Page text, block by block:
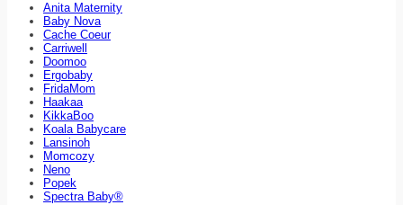
Anita Maternity
Baby Nova
Cache Coeur
Carriwell
Doomoo
Ergobaby
FridaMom
Haakaa
KikkaBoo
Koala Babycare
Lansinoh
Momcozy
Neno
Popek
Spectra Baby®